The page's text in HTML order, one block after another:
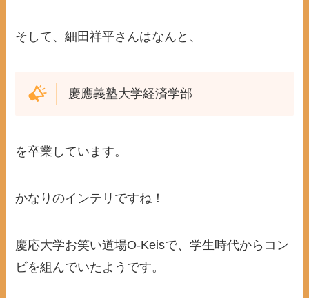
そして、細田祥平さんはなんと、
慶應義塾大学経済学部
を卒業しています。
かなりのインテリですね！
慶応大学お笑い道場O-Keisで、学生時代からコン
ビを組んでいたようです。